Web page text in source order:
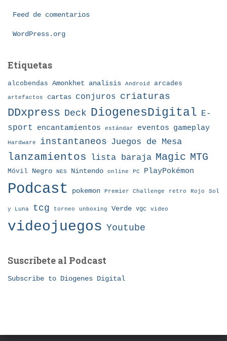
Feed de comentarios
WordPress.org
Etiquetas
alcobendas Amonkhet analisis Android arcades
artefactos cartas conjuros criaturas
DDxpress Deck DiogenesDigital E-
sport
encantamientos estándar eventos gameplay
Hardware instantaneos Juegos de Mesa
lanzamientos lista baraja Magic MTG
Móvil Negro NES Nintendo online PC PlayPokémon
Podcast pokemon Premier Challenge retro Rojo Sol
y Luna tcg torneo unboxing Verde vgc video
videojuegos Youtube
Suscribete al Podcast
Subscribe to Diogenes Digital